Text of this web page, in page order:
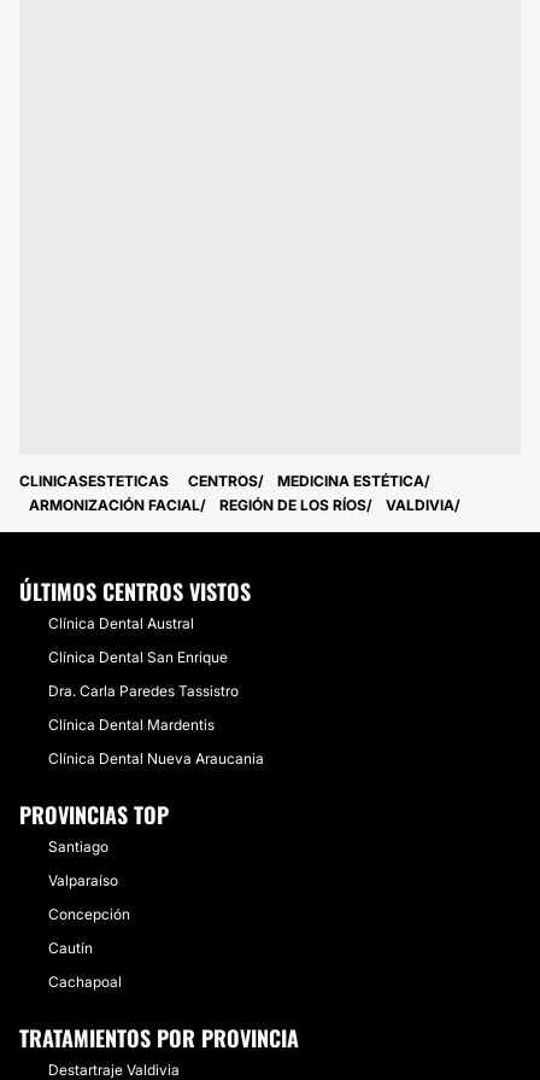
CLINICASESTETICAS CENTROS
MEDICINA ESTÉTICA
ARMONIZACIÓN FACIAL
REGIÓN DE LOS RÍOS VALDIVIA
ÚLTIMOS CENTROS VISTOS
Clínica Dental Austral
Clínica Dental San Enrique
Dra. Carla Paredes Tassistro
Clínica Dental Mardentis
Clínica Dental Nueva Araucania
PROVINCIAS TOP
Santiago
Valparaíso
Concepción
Cautín
Cachapoal
TRATAMIENTOS POR PROVINCIA
Destartraje Valdivia